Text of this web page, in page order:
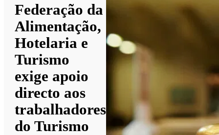
Federação da
Alimentação,
Hotelaria e
Turismo
exige apoio
directo aos
trabalhadores
do Turismo